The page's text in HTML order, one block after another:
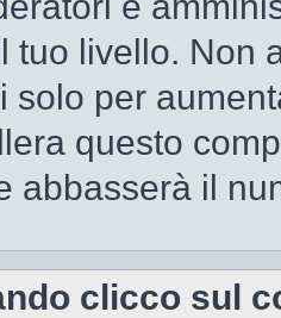
tuo livello. Non
solo per
questo
abbasserà il
clicco sul